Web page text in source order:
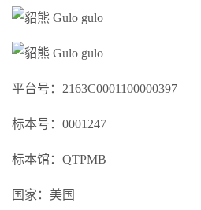
平台号：2163C0001100000397
标本号：0001247
标本馆：QTPMB
国家：美国